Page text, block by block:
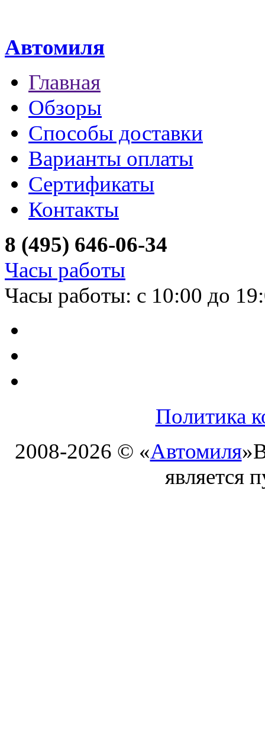
Автомиля
Главная
Обзоры
Способы доставки
Варианты оплаты
Сертификаты
Контакты
8 (495) 646-06-34
Часы работы
Часы работы: с 10:00 до
Политика
2008-2026 © «Автомиля»
является